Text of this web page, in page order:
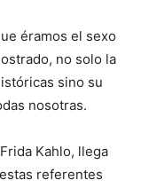
éramos el sexo
no solo la
sino su
nosotras.
Kahlo, llega
referentes